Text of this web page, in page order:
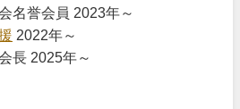
名誉会員 2023年～
2022年～
長 2025年～